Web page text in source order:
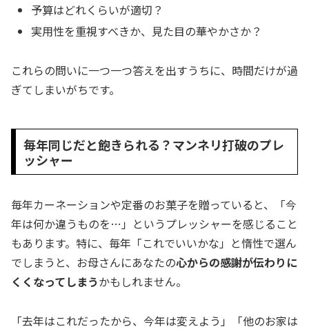
予算はどれくらいが適切？
実用性を重視すべきか、見た目の華やかさか？
これらの問いに一つ一つ答えを出すうちに、時間だけが過
ぎてしまいがちです。
毎年同じだと飽きられる？マンネリ打破のプレ
ッシャー
毎年カーネーションや定番のお菓子を贈っていると、「今
年は何か違うものを…」というプレッシャーを感じること
もあります。特に、毎年「これでいいかな」と惰性で選ん
でしまうと、お母さんにあなたの心からの感謝が伝わりに
くくなってしまうかもしれません。
「去年はこれだったから、今年は変えよう」「他のお家は